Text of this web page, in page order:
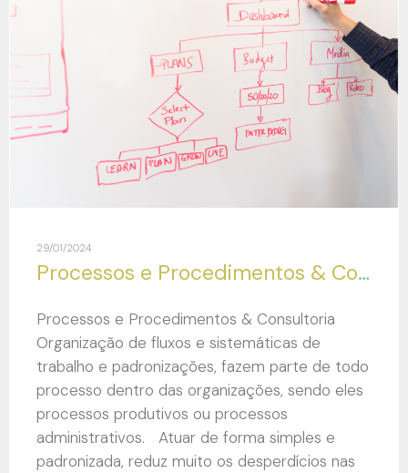
29/01/2024
Processos e Procedimentos & Consultoria
Processos e Procedimentos & Consultoria
Organização de fluxos e sistemáticas de
trabalho e padronizações, fazem parte de todo
processo dentro das organizações, sendo eles
processos produtivos ou processos
administrativos. Atuar de forma simples e
padronizada, reduz muito os desperdícios nas